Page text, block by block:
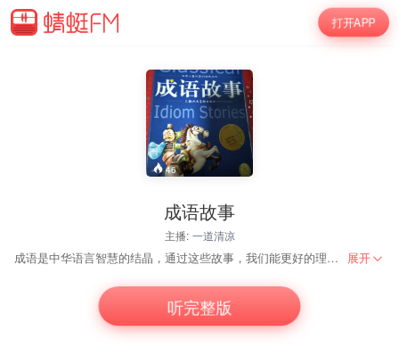
打开APP
46
成语故事
主播: 一道清凉
成语是中华语言智慧的结晶，通过这些故事，我们能更好的理解成语的寓意和来历，从而在学习和生活中得心应手，运用自如。 展开
听完整版